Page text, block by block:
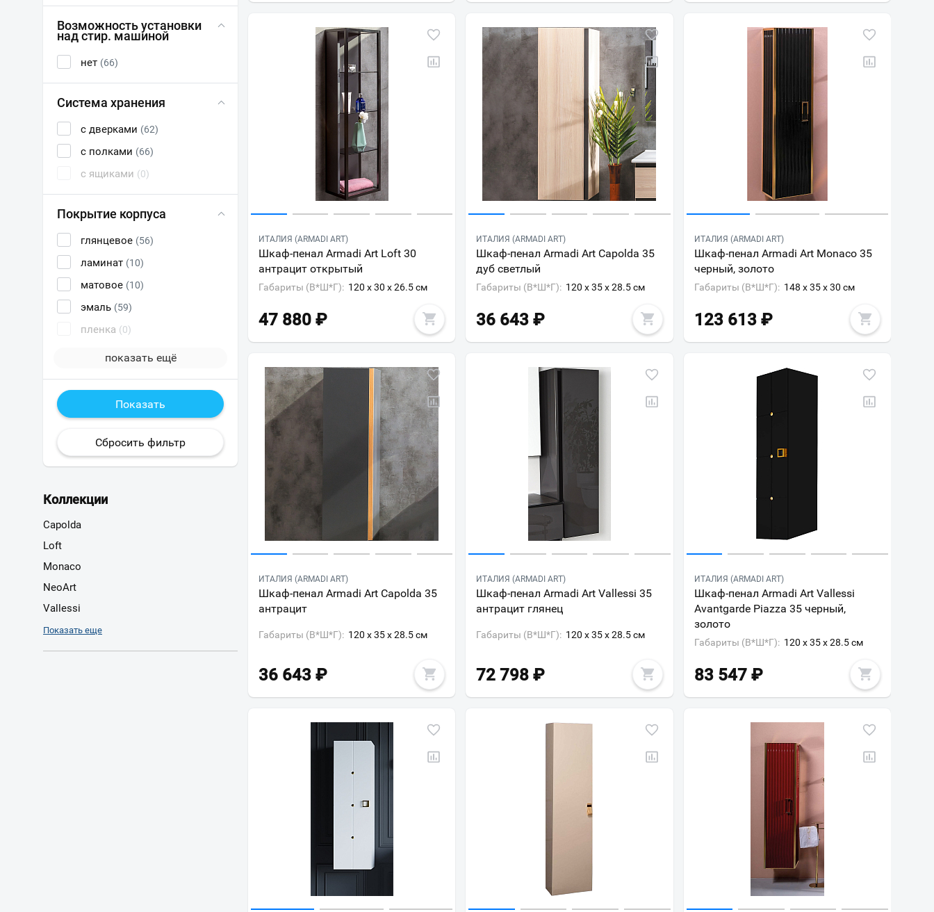
Возможность установки
над стир. машиной
нет (66)
Система хранения
с дверками (62)
с полками (66)
с ящиками (0)
Покрытие корпуса
глянцевое (56)
ламинат (10)
матовое (10)
эмаль (59)
пленка (0)
показать ещё
Коллекции
Capolda
Loft
Monaco
NeoArt
Vallessi
Vallessi Avantgarde
Показать еще
ИТАЛИЯ (ARMADI ART)
Шкаф-пенал Armadi Art Loft 30
антрацит открытый
Габариты (В*Ш*Г): 120 x 30 x 26.5 см
47 880 ₽
ИТАЛИЯ (ARMADI ART)
Шкаф-пенал Armadi Art Capolda 35
дуб светлый
Габариты (В*Ш*Г): 120 x 35 x 28.5 см
36 643 ₽
ИТАЛИЯ (ARMADI ART)
Шкаф-пенал Armadi Art Monaco 35
черный, золото
Габариты (В*Ш*Г): 148 x 35 x 30 см
123 613 ₽
ИТАЛИЯ (ARMADI ART)
Шкаф-пенал Armadi Art Capolda 35
антрацит
Габариты (В*Ш*Г): 120 x 35 x 28.5 см
36 643 ₽
ИТАЛИЯ (ARMADI ART)
Шкаф-пенал Armadi Art Vallessi 35
антрацит глянец
Габариты (В*Ш*Г): 120 x 35 x 28.5 см
72 798 ₽
ИТАЛИЯ (ARMADI ART)
Шкаф-пенал Armadi Art Vallessi
Avantgarde Piazza 35 черный,
золото
Габариты (В*Ш*Г): 120 x 35 x 28.5 см
83 547 ₽
Мурманск